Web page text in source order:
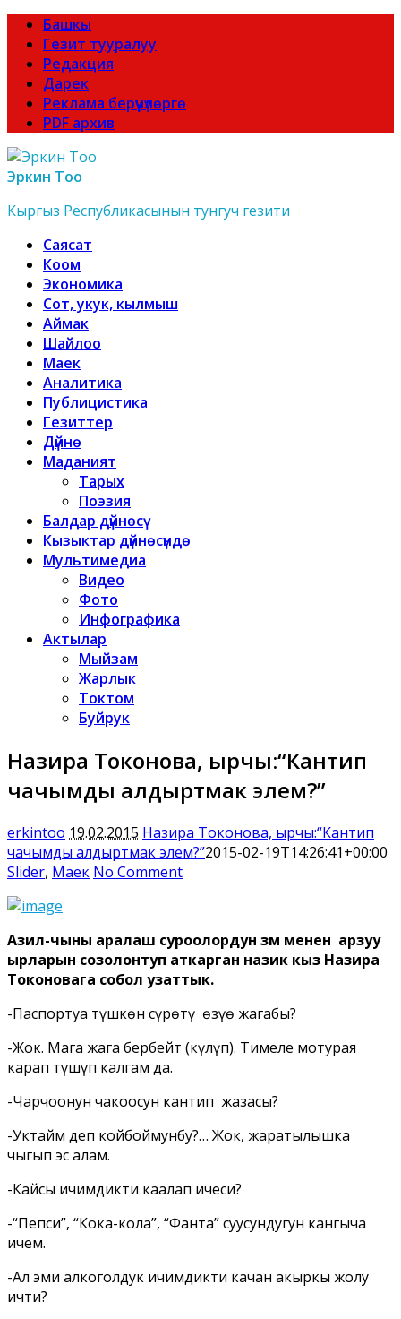
Башкы
Гезит тууралуу
Редакция
Дарек
Реклама берүүчүлөргө
PDF архив
Эркин Тоо
Кыргыз Республикасынын тунгуч гезити
Саясат
Коом
Экономика
Сот, укук, кылмыш
Аймак
Шайлоо
Маек
Аналитика
Публицистика
Гезиттер
Дүйнө
Маданият
Тарых
Поэзия
Балдар дүйнөсү
Кызыктар дүйнөсүндө
Мультимедиа
Видео
Фото
Инфографика
Актылар
Мыйзам
Жарлык
Токтом
Буйрук
Назира Токонова, ырчы:“Кантип
чачымды алдыртмак элем?”
erkintoo 19.02.2015 Назира Токонова, ырчы:“Кантип
чачымды алдыртмак элем?”2015-02-19T14:26:41+00:00
Slider, Маек No Comment
Азил-чыны аралаш суроолордун зм менен арзуу
ырларын созолонтуп аткарган назик кыз Назира
Токоновага собол узаттык.
-Паспортуӊа түшкөн сүрөтүӊ өзүӊө жагабы?
-Жок. Мага жага бербейт (күлүп). Тимеле мотурая
карап түшүп калгам да.
-Чарчоонун чаӊкоосун кантип жазасыӊ?
-Уктайм деп койбоймунбу?… Жок, жаратылышка
чыгып эс алам.
-Кайсы ичимдикти каалап ичесиӊ?
-“Пепси”, “Кока-кола”, “Фанта” суусундугун кангыча
ичем.
-Ал эми алкоголдук ичимдикти качан акыркы жолу
ичтиӊ?